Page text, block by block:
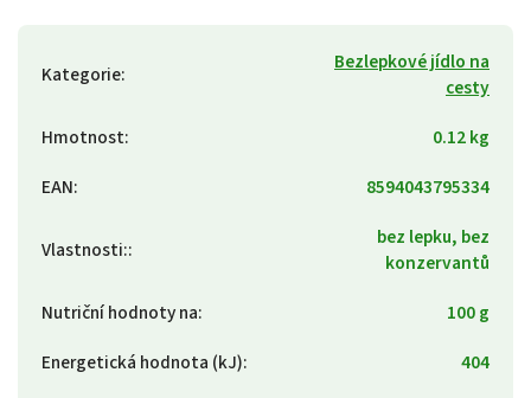
Kategorie:
Bezlepkové jídlo na
cesty
Hmotnost:
0.12 kg
EAN: 8594043795334
Vlastnosti::
bez lepku, bez
konzervantů
Nutriční hodnoty na:
100 g
Energetická hodnota (kJ):
404